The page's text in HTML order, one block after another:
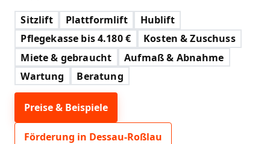
Sitzlift Plattformlift
Hublift
Pflegekasse bis 4.180 €
Kosten & Zuschuss
Miete & gebraucht
Aufmaß & Abnahme
Wartung
Beratung
Preise & Beispiele
Förderung in Dessau-Roßlau